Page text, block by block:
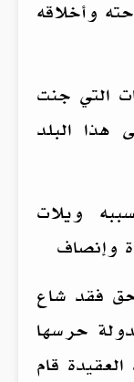
وأخلاقه
التي جنت
هذا البلد
ويلات
وإنصاف
فقد شاع
حرسها
قام